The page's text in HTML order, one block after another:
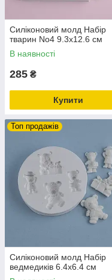
Силіконовий молд Набір
тварин No4 9.3х12.6 см
В наявності
285 ₴
Купити
Топ продажів
Силіконовий молд Набір
ведмедиків 6.4х6.4 см